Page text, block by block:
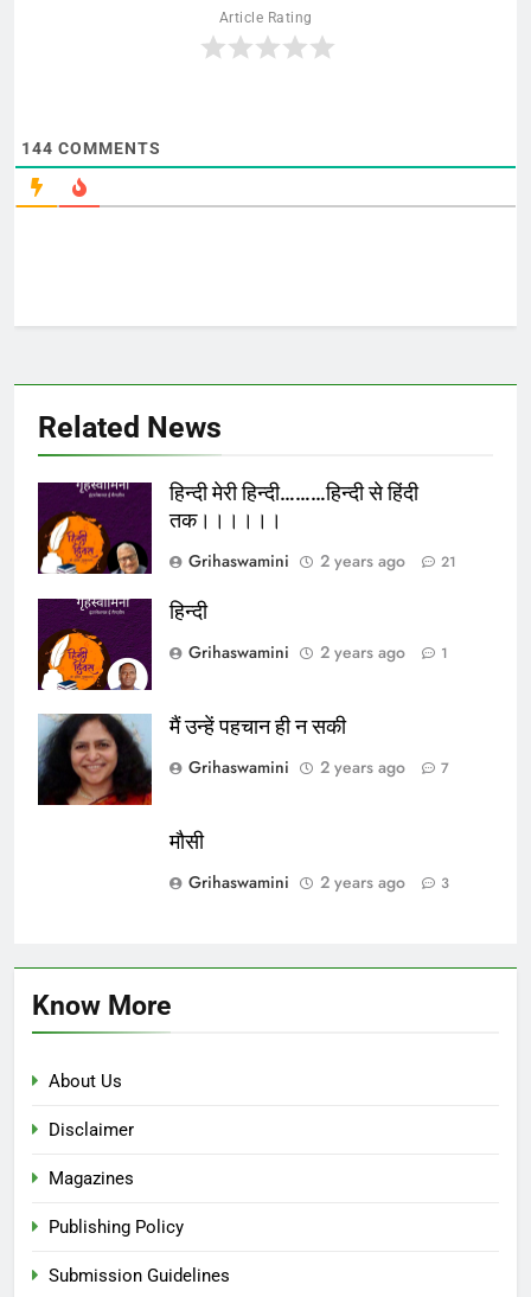
Article Rating
144 COMMENTS
Related News
हिन्दी मेरी हिन्दी………हिन्दी से हिंदी
तक।।।।।।
Grihaswamini
2 years ago 21
हिन्दी
Grihaswamini
2 years ago 1
मैं उन्हें पहचान ही न सकी
Grihaswamini
2 years ago 7
मौसी
Grihaswamini
2 years ago 3
Know More
About Us
Disclaimer
Magazines
Publishing Policy
Submission Guidelines